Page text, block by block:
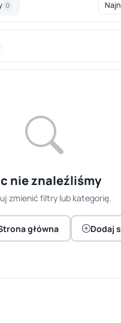
0
nie znaleźliśmy
zmienić filtry lub kategorię.
główna Dodaj